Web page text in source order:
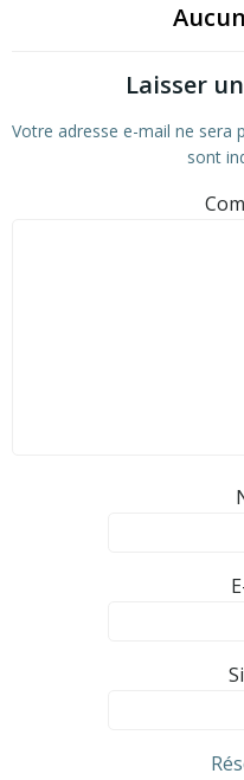
Laisser
Votre adresse e-mail ne sera
sont